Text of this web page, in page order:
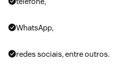
WhatsApp,
redes sociais, entre outros.